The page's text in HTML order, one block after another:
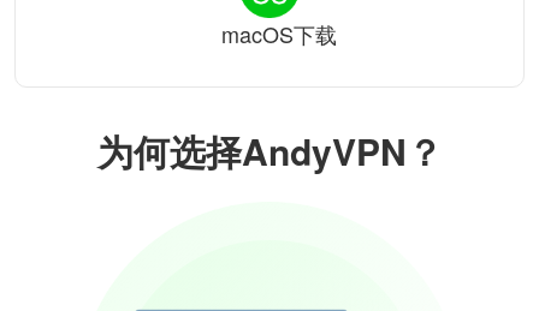
为何选择AndyVPN？
macOS下载